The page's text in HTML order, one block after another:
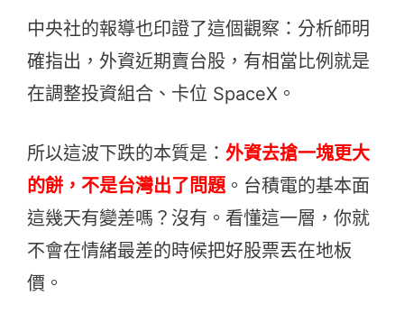
中央社的報導也印證了這個觀察：分析師明
確指出，外資近期賣台股，有相當比例就是
在調整投資組合、卡位 SpaceX。
所以這波下跌的本質是： 外資去搶一塊更大
的餅，不是台灣出了問題 。台積電的基本面
這幾天有變差嗎？沒有。看懂這一層，你就
不會在情緒最差的時候把好股票丟在地板
價。